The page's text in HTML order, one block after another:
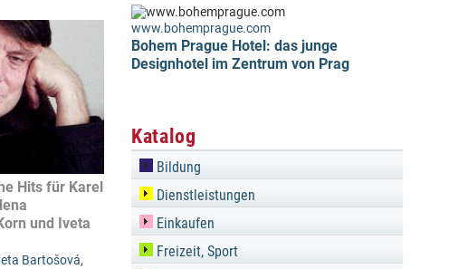
Hits für Karel
und Iveta
Bartošová,
www.bohemprague.com
Bohem Prague Hotel: das junge
Designhotel im Zentrum von Prag
Katalog
Bildung
Dienstleistungen
Einkaufen
Freizeit, Sport